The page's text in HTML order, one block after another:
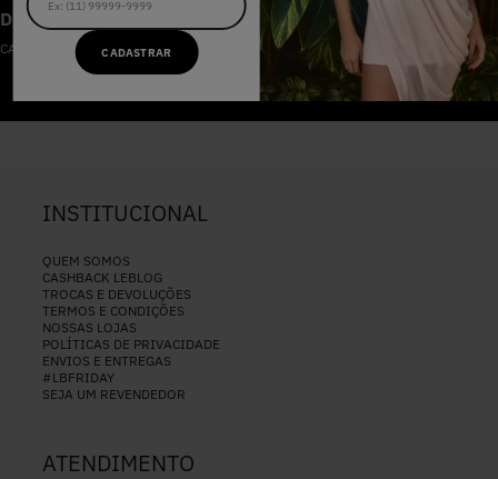
CADASTRAR
DESCONTOS IMPERDÍVEIS
CADASTRE-SE NA NOSSA NEWSLETTER
CADASTRAR
INSTITUCIONAL
QUEM SOMOS
CASHBACK LEBLOG
TROCAS E DEVOLUÇÕES
TERMOS E CONDIÇÕES
NOSSAS LOJAS
POLÍTICAS DE PRIVACIDADE
ENVIOS E ENTREGAS
#LBFRIDAY
SEJA UM REVENDEDOR
ATENDIMENTO